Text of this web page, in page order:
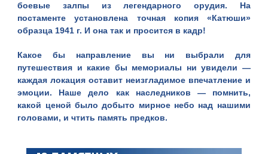
боевые залпы из легендарного орудия. На
постаменте установлена точная копия «Катюши»
образца 1941 г. И она так и просится в кадр!
Какое бы направление вы ни выбрали для
путешествия и какие бы мемориалы ни увидели —
каждая локация оставит неизгладимое впечатление и
эмоции. Наше дело как наследников — помнить,
какой ценой было добыто мирное небо над нашими
головами, и чтить память предков.